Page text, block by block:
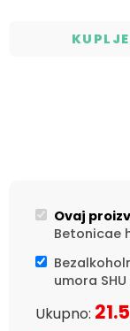
Ovaj
Betonicae
umora
Ukupno: